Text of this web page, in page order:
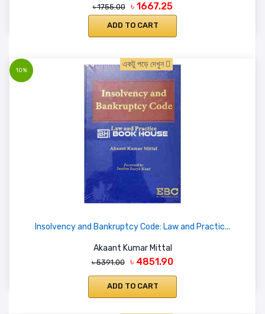
৳ 1755.00 ৳ 1667.25
ADD TO CART
10%
একটু পড়ে দেখুন
Insolvency and Bankruptcy Code: Law and Practic...
Akaant Kumar Mittal
৳ 5391.00 ৳ 4851.90
ADD TO CART